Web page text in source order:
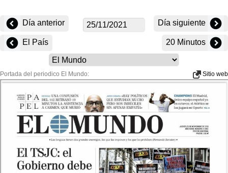
Día anterior Día siguiente
El País 20 Minutos
Portada del periodico El Mundo: Sitio web